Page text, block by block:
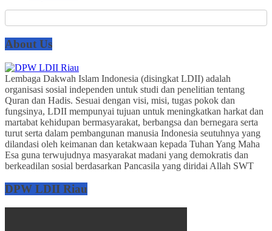
About Us
Lembaga Dakwah Islam Indonesia (disingkat LDII) adalah
organisasi sosial independen untuk studi dan penelitian tentang
Quran dan Hadis. Sesuai dengan visi, misi, tugas pokok dan
fungsinya, LDII mempunyai tujuan untuk meningkatkan harkat dan
martabat kehidupan bermasyarakat, berbangsa dan bernegara serta
turut serta dalam pembangunan manusia Indonesia seutuhnya yang
dilandasi oleh keimanan dan ketakwaan kepada Tuhan Yang Maha
Esa guna terwujudnya masyarakat madani yang demokratis dan
berkeadilan sosial berdasarkan Pancasila yang diridai Allah SWT
DPW LDII Riau